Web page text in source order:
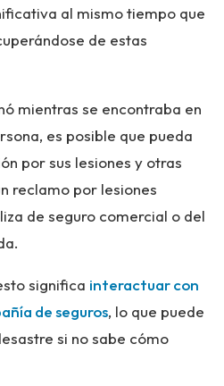
al mismo tiempo que
de estas
mientras se encontraba en
es posible que pueda
por sus lesiones y otras
reclamo por lesiones
de seguro comercial o del
significa interactuar con
de seguros, lo que puede
si no sabe cómo